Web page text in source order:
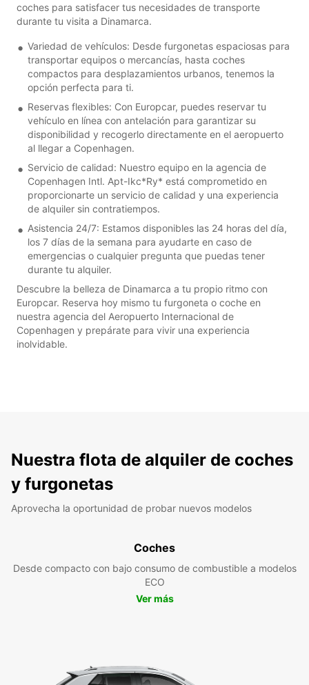
coches para satisfacer tus necesidades de transporte
durante tu visita a Dinamarca.
Variedad de vehículos: Desde furgonetas espaciosas para
transportar equipos o mercancías, hasta coches
compactos para desplazamientos urbanos, tenemos la
opción perfecta para ti.
Reservas flexibles: Con Europcar, puedes reservar tu
vehículo en línea con antelación para garantizar su
disponibilidad y recogerlo directamente en el aeropuerto
al llegar a Copenhagen.
Servicio de calidad: Nuestro equipo en la agencia de
Copenhagen Intl. Apt-Ikc*Ry* está comprometido en
proporcionarte un servicio de calidad y una experiencia
de alquiler sin contratiempos.
Asistencia 24/7: Estamos disponibles las 24 horas del día,
los 7 días de la semana para ayudarte en caso de
emergencias o cualquier pregunta que puedas tener
durante tu alquiler.
Descubre la belleza de Dinamarca a tu propio ritmo con
Europcar. Reserva hoy mismo tu furgoneta o coche en
nuestra agencia del Aeropuerto Internacional de
Copenhagen y prepárate para vivir una experiencia
inolvidable.
Nuestra flota de alquiler de coches
y furgonetas
Aprovecha la oportunidad de probar nuevos modelos
Coches
Desde compacto con bajo consumo de combustible a modelos
ECO
Ver más